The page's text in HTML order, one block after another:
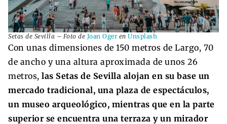
Setas de Sevilla – Foto de Joan Oger en Unsplash
Con unas dimensiones de 150 metros de Largo, 70
de ancho y una altura aproximada de unos 26
metros, las Setas de Sevilla alojan en su base un
mercado tradicional, una plaza de espectáculos,
un museo arqueológico, mientras que en la parte
superior se encuentra una terraza y un mirador